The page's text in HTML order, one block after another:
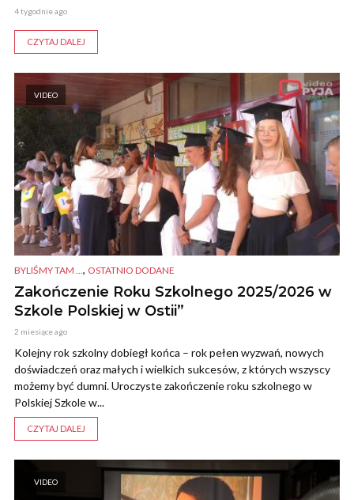
4 tygodnie ago
CZYTAJ DALEJ
VIDEO
BYLIŚMY TAM ..., OSTATNIO DODANE
Zakończenie Roku Szkolnego 2025/2026 w
Szkole Polskiej w Ostii”
2 miesiące ago
Kolejny rok szkolny dobiegł końca – rok pełen wyzwań, nowych
doświadczeń oraz małych i wielkich sukcesów, z których wszyscy
możemy być dumni. Uroczyste zakończenie roku szkolnego w
Polskiej Szkole w...
CZYTAJ DALEJ
VIDEO